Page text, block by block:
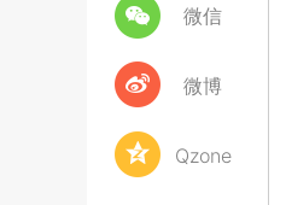
微信
微博
Qzone